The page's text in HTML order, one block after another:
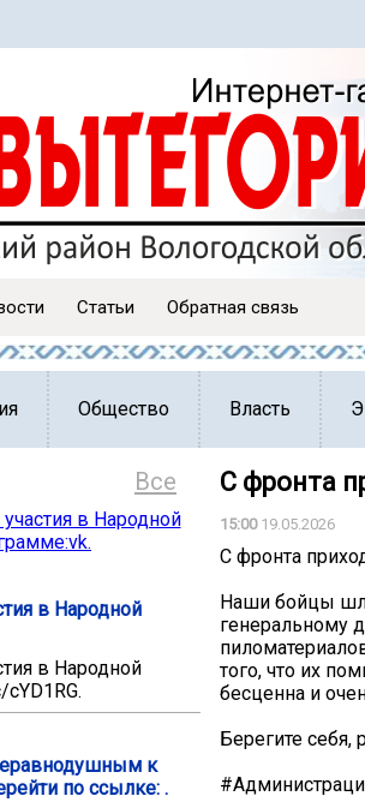
Статьи Обратная связь
Общество Власть
Все
в Народной
в Народной
к
по ссылке: .
С фронта
15:0019.05.2026
С фронта
Наши бойцы
генеральному
того, что их
бесценна и
Берегите